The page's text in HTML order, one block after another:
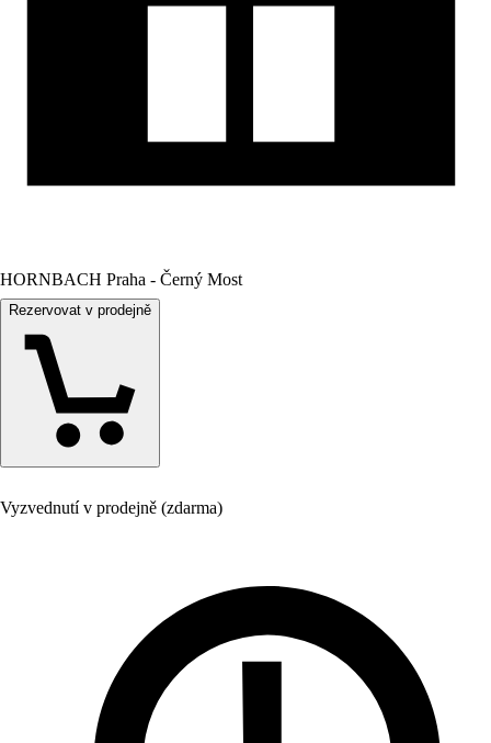
HORNBACH Praha - Černý Most
Rezervovat v prodejně
Vyzvednutí v prodejně (zdarma)